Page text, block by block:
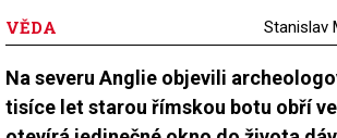
VĚDA Stanislav
Na severu Anglie objevili
tisíce let starou římskou botu obří